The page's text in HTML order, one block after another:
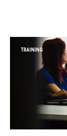
TRAINING